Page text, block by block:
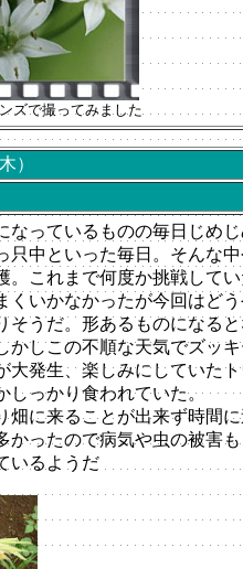
ズで撮ってみました
）
なっているものの毎日じめ
只中といった毎日。そんな
。これまで何度か挑戦して
くいかなかったが今回はど
そうだ。形あるものになる
かしこの不順な天気でズッ
大発生、楽しみにしていた
しっかり食われていた。
畑に来ることが出来ず時間
かったので病気や虫の被害
いるようだ